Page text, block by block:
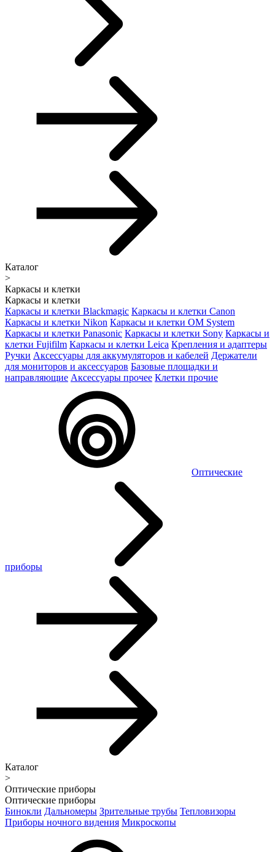
Каталог
>
Каркасы и клетки
Каркасы и клетки
Каркасы и клетки Blackmagic Каркасы и клетки Canon
Каркасы и клетки Nikon Каркасы и клетки OM System
Каркасы и клетки Panasonic Каркасы и клетки Sony Каркасы и
клетки Fujifilm Каркасы и клетки Leica Крепления и адаптеры
Ручки Аксессуары для аккумуляторов и кабелей Держатели
для мониторов и аксессуаров Базовые площадки и
направляющие Аксессуары прочее Клетки прочие
Оптические
приборы
Каталог
>
Оптические приборы
Оптические приборы
Бинокли Дальномеры Зрительные трубы Тепловизоры
Приборы ночного видения Микроскопы